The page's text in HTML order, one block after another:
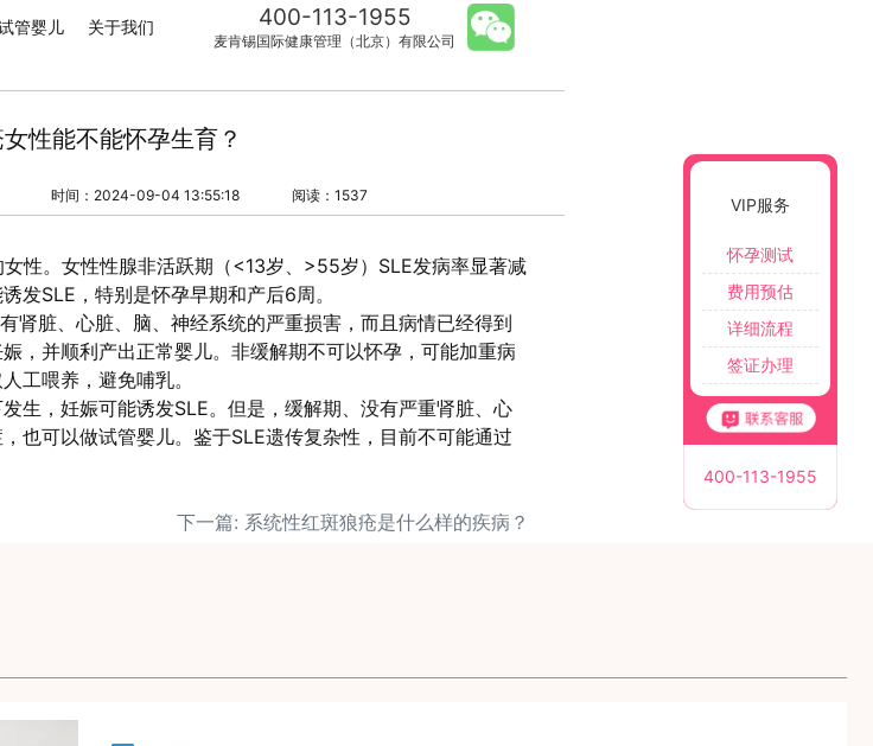
管婴儿 关于我们 400-113-1955
麦肯锡国际健康管理（北京）有限公司
性能不能怀孕生育？
时间：2024-09-04 13:55:18 阅读：1537
性。女性性腺非活跃期（<13岁、>55岁）SLE发病率显著减
发SLE，特别是怀孕早期和产后6周。
肾脏、心脏、脑、神经系统的严重损害，而且病情已经得到
，并顺利产出正常婴儿。非缓解期不可以怀孕，可能加重病
工喂养，避免哺乳。
生，妊娠可能诱发SLE。但是，缓解期、没有严重肾脏、心
也可以做试管婴儿。鉴于SLE遗传复杂性，目前不可能通过
下一篇: 系统性红斑狼疮是什么样的疾病？
VIP服务
怀孕测试
费用预估
详细流程
签证办理
400-113-1955